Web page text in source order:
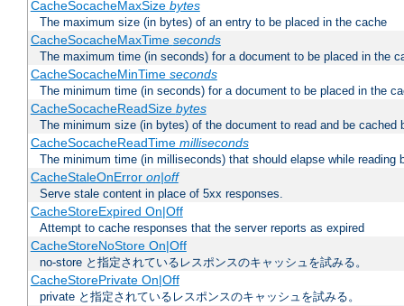
CacheSocacheMaxSize bytes
The maximum size (in bytes) of an entry to be placed in the cache
CacheSocacheMaxTime seconds
The maximum time (in seconds) for a document to be placed in the
CacheSocacheMinTime seconds
The minimum time (in seconds) for a document to be placed in the
CacheSocacheReadSize bytes
The minimum size (in bytes) of the document to read and be cached
CacheSocacheReadTime milliseconds
The minimum time (in milliseconds) that should elapse while reading
CacheStaleOnError on|off
Serve stale content in place of 5xx responses.
CacheStoreExpired On|Off
Attempt to cache responses that the server reports as expired
CacheStoreNoStore On|Off
no-store と指定されているレスポンスのキャッシュを試みる。
CacheStorePrivate On|Off
private と指定されているレスポンスのキャッシュを試みる。